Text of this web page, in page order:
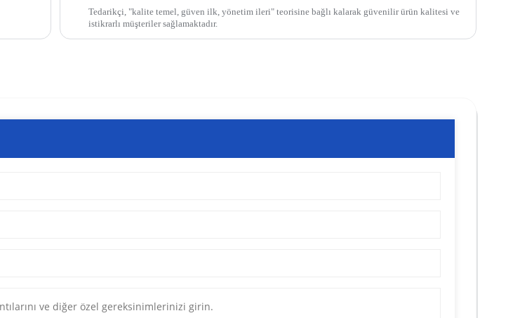
Tedarikçi, "kalite temel, güven ilk, yönetim ileri" teorisine bağlı kalarak güvenilir ürün kalitesi ve
istikrarlı müşteriler sağlamaktadır.